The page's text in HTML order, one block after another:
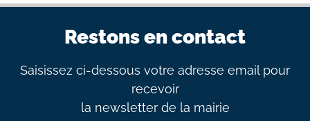
Restons en contact
Saisissez ci-dessous votre adresse email pour
recevoir
la newsletter de la mairie